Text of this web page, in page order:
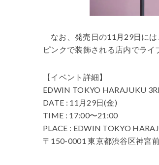
なお、発売日の11月29日に
ピンクで装飾される店内でライ
【イベント詳細】
EDWIN TOKYO HARAJUKU
DATE : 11月29日(金)
TIME : 17:00〜21:00
PLACE : EDWIN TOKYO
〒150-0001 東京都渋谷区神宮